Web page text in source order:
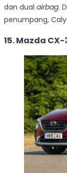
dan dual airbag.
penumpang,
15. Mazda CX-